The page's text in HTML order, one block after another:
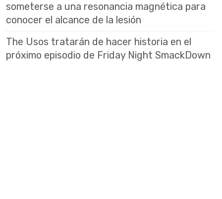
someterse a una resonancia magnética para
conocer el alcance de la lesión
The Usos tratarán de hacer historia en el
próximo episodio de Friday Night SmackDown